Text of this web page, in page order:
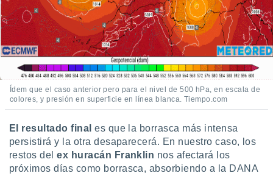
Ídem que el caso anterior pero para el nivel de 500 hPa, en escala de
colores, y presión en superficie en línea blanca. Tiempo.com
El resultado finales que la borrasca más intensa
persistirá y la otra desaparecerá. En nuestro caso, los
restos delex huracán Franklin nos afectará los
próximos días como borrasca, absorbiendo a la DANA